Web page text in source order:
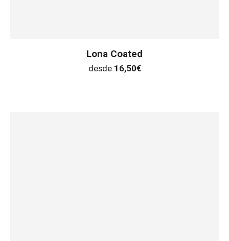
Lona Coated
desde 16,50€